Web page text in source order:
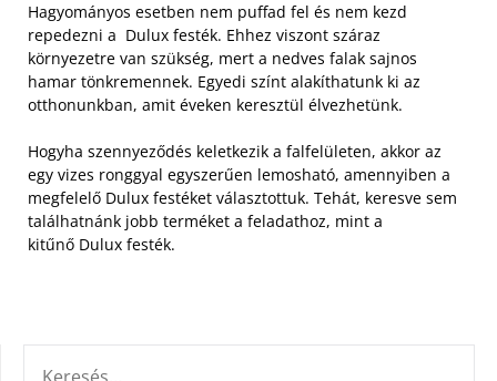
Hagyományos esetben nem puffad fel és nem kezd
repedezni a Dulux festék. Ehhez viszont száraz
környezetre van szükség, mert a nedves falak sajnos
hamar tönkremennek. Egyedi színt alakíthatunk ki az
otthonunkban, amit éveken keresztül élvezhetünk.
Hogyha szennyeződés keletkezik a falfelületen, akkor az
egy vizes ronggyal egyszerűen lemosható, amennyiben a
megfelelő Dulux festéket választottuk. Tehát, keresve sem
találhatnánk jobb terméket a feladathoz, mint a
kitűnő Dulux festék.